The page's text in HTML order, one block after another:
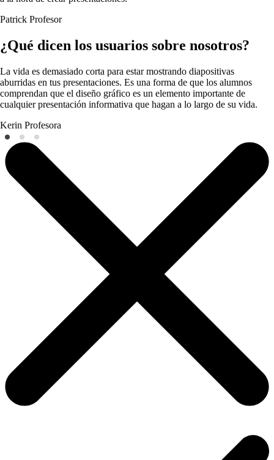
Patrick Profesor
¿Qué dicen los usuarios sobre nosotros?
La vida es demasiado corta para estar mostrando diapositivas
aburridas en tus presentaciones. Es una forma de que los alumnos
comprendan que el diseño gráfico es un elemento importante de
cualquier presentación informativa que hagan a lo largo de su vida.
Kerin Profesora